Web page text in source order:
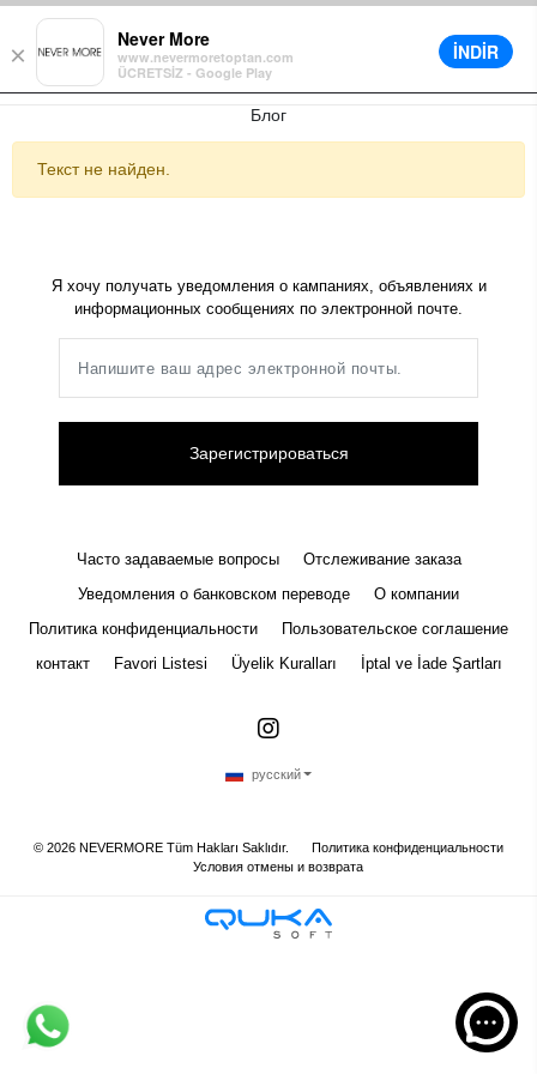
×
Never More
www.nevermoretoptan.com
ÜCRETSİZ - Google Play
İNDİR
покупке всего заказа
Блог
Текст не найден.
Я хочу получать уведомления о кампаниях, объявлениях и
информационных сообщениях по электронной почте.
Зарегистрироваться
Часто задаваемые вопросы
Отслеживание заказа
Уведомления о банковском переводе
О компании
Политика конфиденциальности
Пользовательское соглашение
контакт
Favori Listesi Üyelik Kuralları İptal ve İade Şartları
русский
© 2026 NEVERMORE Tüm Hakları Saklıdır.
Политика конфиденциальности
Условия отмены и возврата